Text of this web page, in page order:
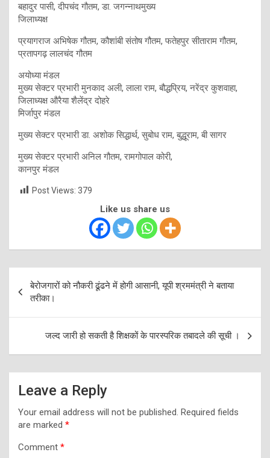
बहादुर पासी, दीपचंद गौतम, डा. जगन्नाथमुख्य
जिलाध्यक्ष
प्रयागराज अभिषेक गौतम, कौशांबी संतोष गौतम, फतेहपुर सीताराम गौतम,
प्रतापगढ़ लालचंद गौतम
अयोध्या मंडल
मुख्य सेक्टर प्रभारी मुनकाद अली, लाला राम, बौद्धप्रिय, नरेंद्र कुशवाहा,
जिलाध्यक्ष औरैया शैलेंद्र दोहरे
मिर्जापुर मंडल
मुख्य सेक्टर प्रभारी डा. अशोक सिद्धार्थ, सुबोध राम, बुद्धूराम, बी सागर
मुख्य सेक्टर प्रभारी अनिल गौतम, रामगोपाल कोरी,
कानपुर मंडल
Post Views: 379
Like us share us
Post
navigation
बेरोजगारों को नौकरी ढूंढने में होगी आसानी, यूपी श्रममंत्री ने बताया
तरीका।
जल्द जारी हो सकती है शिक्षकों के पारस्परिक तबादले की सूची ।
Leave a Reply
Your email address will not be published. Required fields
are marked *
Comment *